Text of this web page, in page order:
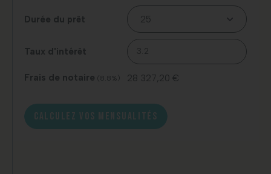
Durée du prêt
Taux d'intérêt
Frais de notaire (8.8%) 28 327,20 €
CALCULEZ VOS MENSUALITÉS